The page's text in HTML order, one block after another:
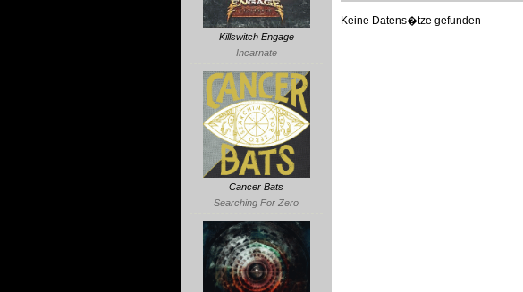
Killswitch Engage
Incarnate
Cancer Bats
Searching For Zero
Keine Datens�tze gefunden